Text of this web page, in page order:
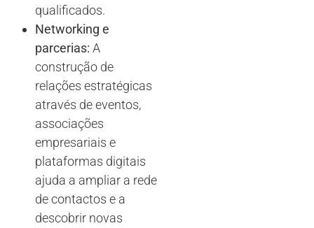
qualificados.
Networking e
parcerias: A
construção de
relações estratégicas
através de eventos,
associações
empresariais e
plataformas digitais
ajuda a ampliar a rede
de contactos e a
descobrir novas